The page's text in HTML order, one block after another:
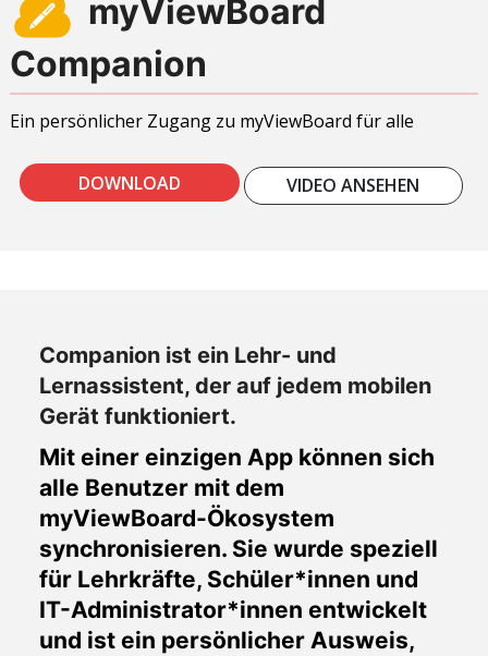
myViewBoard
Companion
Ein persönlicher Zugang zu myViewBoard für alle
DOWNLOAD VIDEO ANSEHEN
Companion ist ein Lehr- und
Lernassistent, der auf jedem mobilen
Gerät funktioniert.
Mit einer einzigen App können sich
alle Benutzer mit dem
myViewBoard-Ökosystem
synchronisieren. Sie wurde speziell
für Lehrkräfte, Schüler*innen und
IT-Administrator*innen entwickelt
und ist ein persönlicher Ausweis,